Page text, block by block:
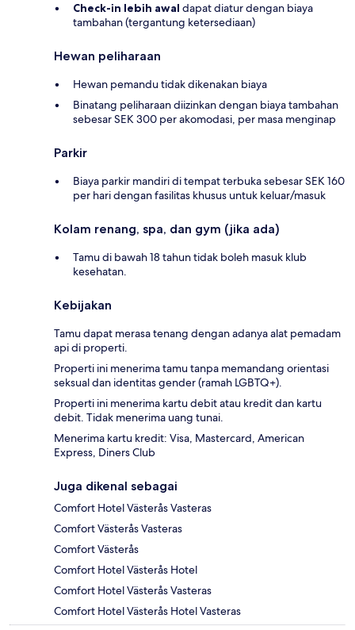
Check-in lebih awal dapat diatur dengan biaya
tambahan (tergantung ketersediaan)
Hewan peliharaan
Hewan pemandu tidak dikenakan biaya
Binatang peliharaan diizinkan dengan biaya tambahan
sebesar SEK 300 per akomodasi, per masa menginap
Parkir
Biaya parkir mandiri di tempat terbuka sebesar SEK 160
per hari dengan fasilitas khusus untuk keluar/masuk
Kolam renang, spa, dan gym (jika ada)
Tamu di bawah 18 tahun tidak boleh masuk klub
kesehatan.
Kebijakan
Tamu dapat merasa tenang dengan adanya alat pemadam
api di properti.
Properti ini menerima tamu tanpa memandang orientasi
seksual dan identitas gender (ramah LGBTQ+).
Properti ini menerima kartu debit atau kredit dan kartu
debit. Tidak menerima uang tunai.
Menerima kartu kredit: Visa, Mastercard, American
Express, Diners Club
Juga dikenal sebagai
Comfort Hotel Västerås Vasteras
Comfort Västerås Vasteras
Comfort Västerås
Comfort Hotel Västerås Hotel
Comfort Hotel Västerås Vasteras
Comfort Hotel Västerås Hotel Vasteras